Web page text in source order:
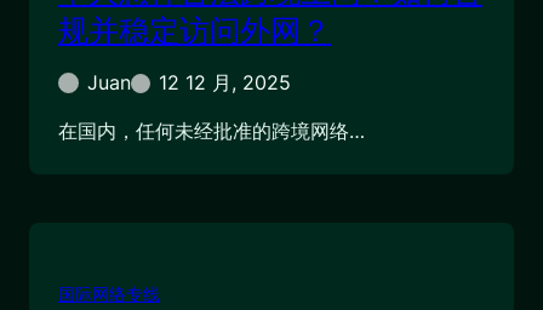
规并稳定访问外网？
Juan
12 12 月, 2025
在国内，任何未经批准的跨境网络…
国际网络专线